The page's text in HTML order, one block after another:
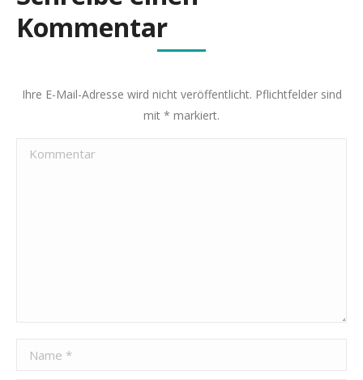
Kommentar
Ihre E-Mail-Adresse wird nicht veröffentlicht. Pflichtfelder sind
mit * markiert.
Kommentar
Name *